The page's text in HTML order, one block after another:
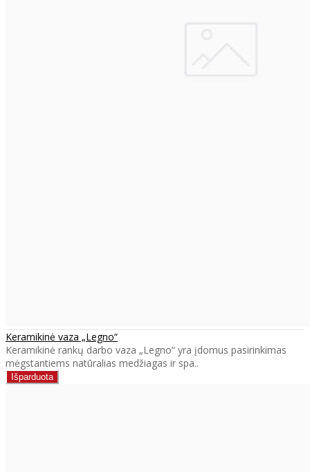
Keramikinė vaza „Legno“
Keramikinė rankų darbo vaza „Legno“ yra įdomus pasirinkimas
mėgstantiems natūralias medžiagas ir spa..